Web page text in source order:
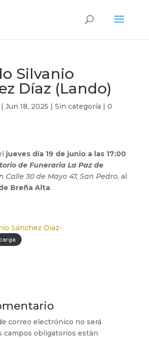
Silvanio
Díaz (Lando)
| Jun 18, 2025 | Sin categoría | 0
jueves día 19 de junio a las 17:00
de Funeraria La Paz de
Calle 30 de Mayo 47, San Pedro, al
Breña Alta.
Sánchez Díaz-
correo electrónico no será
campos obligatorios están